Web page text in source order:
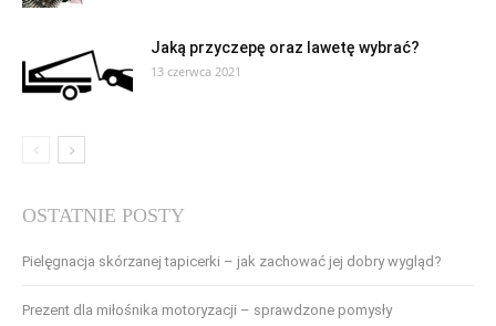
Jaką przyczepę oraz lawetę wybrać?
13 czerwca 2021
OSTATNIE POSTY
Pielęgnacja skórzanej tapicerki – jak zachować jej dobry wygląd?
Prezent dla miłośnika motoryzacji – sprawdzone pomysły